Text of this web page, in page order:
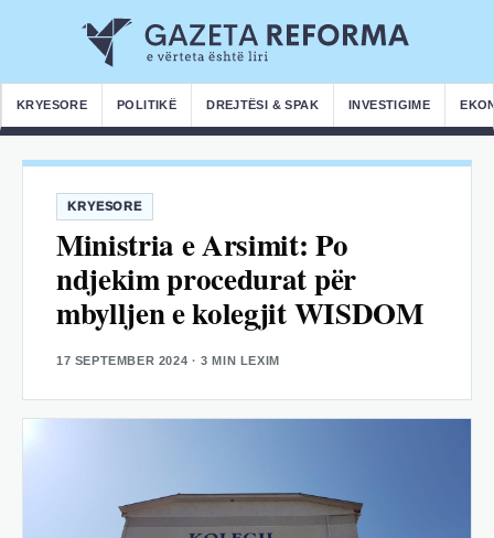
KRYESORE POLITIKË DREJTËSI & SPAK INVESTIGIME
KRYESORE
Ministria e Arsimit: Po
ndjekim procedurat për
mbylljen e kolegjit WISDOM
17 SEPTEMBER 2024 · 3 MIN LEXIM